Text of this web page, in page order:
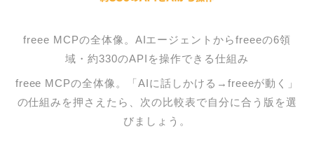
freee MCPの全体像。AIエージェントからfreeeの6領
域・約330のAPIを操作できる仕組み
freee MCPの全体像。「AIに話しかける→freeeが動く」
の仕組みを押さえたら、次の比較表で自分に合う版を選
びましょう。